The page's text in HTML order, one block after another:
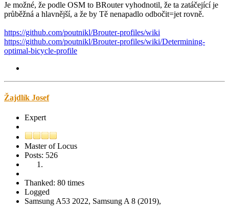
Je možné, že podle OSM to BRouter vyhodnotil, že ta zatáčející je
průběžná a hlavnější, a že by Tě nenapadlo odbočit=jet rovně.
https://github.com/poutnikl/Brouter-profiles/wiki
https://github.com/poutnikl/Brouter-profiles/wiki/Determining-
optimal-bicycle-profile
Žajdlík Josef
Expert
Master of Locus
Posts: 526
Thanked: 80 times
Logged
Samsung A53 2022, Samsung A 8 (2019),